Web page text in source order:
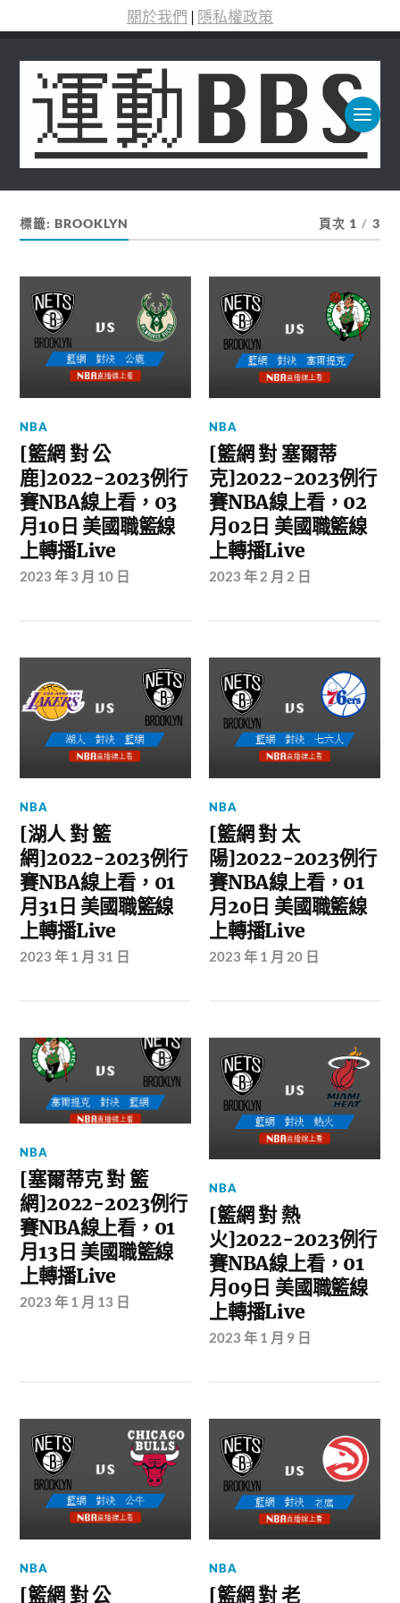
關於我們 | 隱私權政策
標籤:BROOKLYN 頁次 1 / 3
NBA
[籃網 對 公
鹿]2022-2023例行
賽NBA線上看，03
月10日 美國職籃線
上轉播Live
2023 年 3 月 10 日
NBA
[籃網 對 塞爾蒂
克]2022-2023例行
賽NBA線上看，02
月02日 美國職籃線
上轉播Live
2023 年 2 月 2 日
NBA
[湖人 對 籃
網]2022-2023例行
賽NBA線上看，01
月31日 美國職籃線
上轉播Live
2023 年 1 月 31 日
NBA
[籃網 對 太
陽]2022-2023例行
賽NBA線上看，01
月20日 美國職籃線
上轉播Live
2023 年 1 月 20 日
NBA
[塞爾蒂克 對 籃
網]2022-2023例行
賽NBA線上看，01
月13日 美國職籃線
上轉播Live
2023 年 1 月 13 日
NBA
[籃網 對 熱
火]2022-2023例行
賽NBA線上看，01
月09日 美國職籃線
上轉播Live
2023 年 1 月 9 日
NBA
[籃網 對 公
NBA
[籃網 對 老